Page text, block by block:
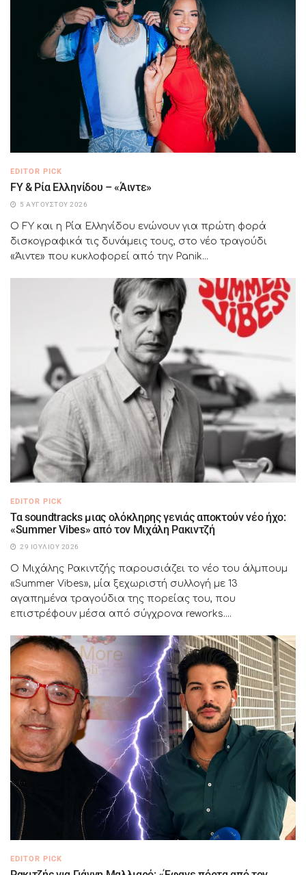
EDITOR PICK
FY & Ρία Ελληνίδου – «Άιντε»
5 ΑΥΓΟΎΣΤΟΥ 2026
Ο FY και η Ρία Ελληνίδου ενώνουν για πρώτη φορά
δισκογραφικά τις δυνάμεις τους, στο νέο τραγούδι
«Άιντε» που κυκλοφορεί από την Panik...
EDITOR PICK
Τα soundtracks μιας ολόκληρης γενιάς αποκτούν νέο ήχο:
«Summer Vibes» από τον Μιχάλη Ρακιντζή
29 ΙΟΥΛΊΟΥ 2026
Ο Μιχάλης Ρακιντζής παρουσιάζει το νέο του άλμπουμ
«Summer Vibes», μία ξεχωριστή συλλογή με 13
αγαπημένα τραγούδια της πορείας του, που
επιστρέφουν μέσα από σύγχρονα reworks....
EDITOR PICK